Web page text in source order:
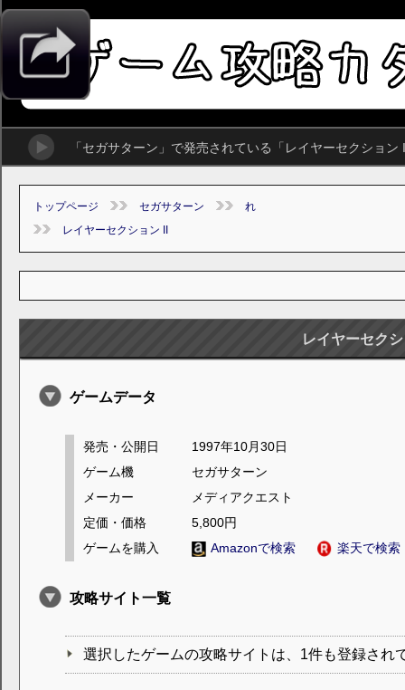
「セガサターン」で発売されている「レイヤーセクショ
トップページ セガサターン
れ
レイヤーセクション II
レイヤーセク
ゲームデータ
発売・公開日
1997年10月30日
ゲーム機
セガサターン
メーカー
メディアクエスト
定価・価格
5,800円
ゲームを購入
Amazonで検索 楽天で検索
攻略サイト一覧
選択したゲームの攻略サイトは、1件も登録され